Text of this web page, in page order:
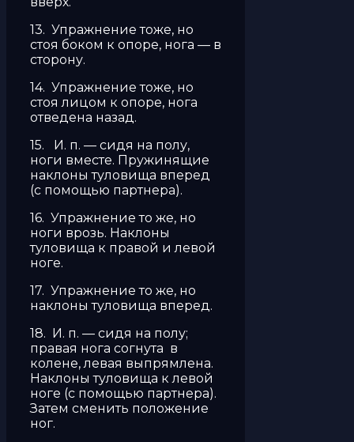
13. Упражнение тоже, но
стоя боком к опоре, нога — в
сторону.
14. Упражнение тоже, но
стоя лицом к опоре, нога
отведена назад.
15. И. п. — сидя на полу,
ноги вместе. Пружинящие
наклоны туловища вперед
(с помощью партнера).
16. Упражнение то же, но
ноги врозь. Наклоны
туловища к правой и левой
ноге.
17. Упражнение то же, но
наклоны туловища вперед.
18. И. п. — сидя на полу;
правая нога согнута в
колене, левая выпрямлена.
Наклоны туловища к левой
ноге (с помощью партнера).
Затем сменить положение
ног.